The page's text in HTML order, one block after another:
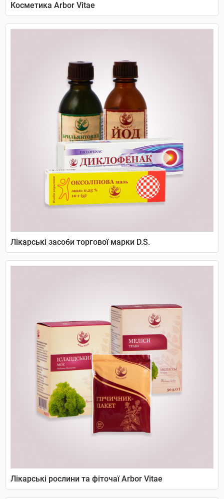
Косметика Arbor Vitae
Лікарські засоби торгової марки D.S.
Лікарські рослини та фіточаї Arbor Vitae